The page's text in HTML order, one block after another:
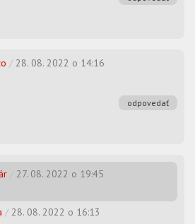
/ 28. 08. 2022 o 14:16
odpovedať
27. 08. 2022 o 19:45
/ 28. 08. 2022 o 16:13